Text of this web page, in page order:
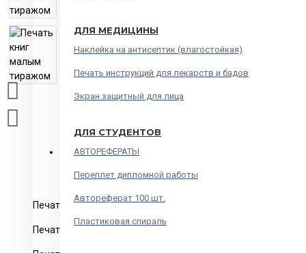
ДЛЯ МЕДИЦИНЫ
Наклейка на антисептик (влагостойкая)
Печать инструкций для лекарств и бадов
Экран защитный для лица
ДЛЯ СТУДЕНТОВ
АВТОРЕФЕРАТЫ
Переплет дипломной работы
Автореферат 100 шт.
Пластиковая спираль
ОПИСАНИЕ ОСТАВИТЬ ОТЗЫВ
Печать книг малым тиражом
Печать от одного экземпляра